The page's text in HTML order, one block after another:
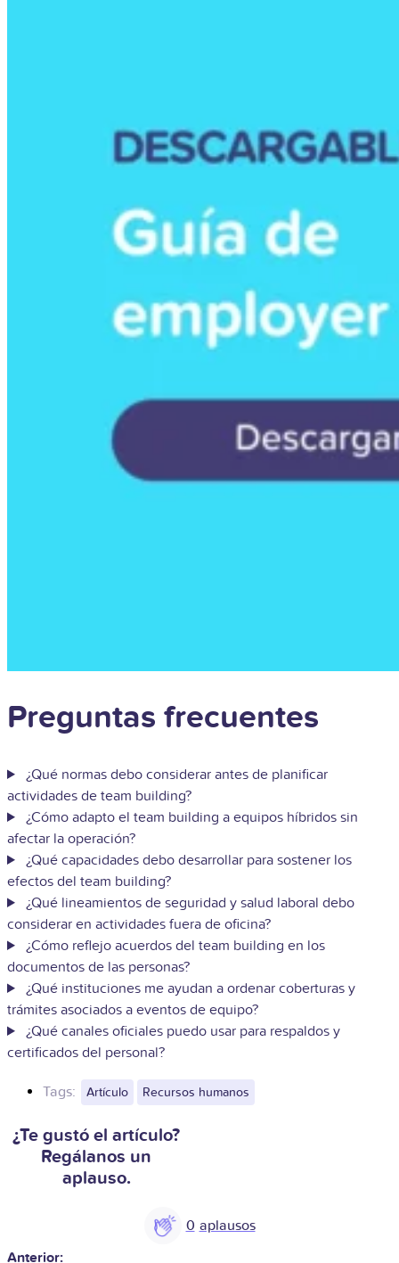
Preguntas frecuentes
¿Qué normas debo considerar antes de planificar
actividades de team building?
¿Cómo adapto el team building a equipos híbridos sin
afectar la operación?
¿Qué capacidades debo desarrollar para sostener los
efectos del team building?
¿Qué lineamientos de seguridad y salud laboral debo
considerar en actividades fuera de oficina?
¿Cómo reflejo acuerdos del team building en los
documentos de las personas?
¿Qué instituciones me ayudan a ordenar coberturas y
trámites asociados a eventos de equipo?
¿Qué canales oficiales puedo usar para respaldos y
certificados del personal?
Tags: Artículo Recursos humanos
¿Te gustó el artículo?
Regálanos un
aplauso.
0
Anterior: